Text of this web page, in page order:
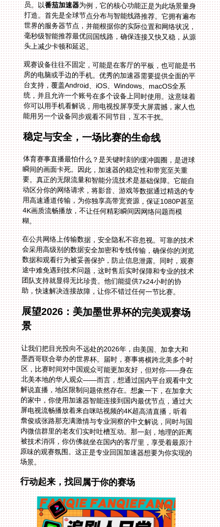
员。以番茄加速器为例，它的核心功能正是为此场景量身
打造。首先是全球节点分布与智能线路推荐。它拥有遍布
世界的服务器节点，并能根据你的实际位置和网络状况，
毫秒级智能推荐最优回国线路，确保连接又快又稳，从源
头上减少卡顿和延迟。
观赛设备往往不固定，可能是在客厅的平板，也可能是书
房的电脑或手边的手机。优秀的加速器需要提供全面的平
台支持，覆盖Android、iOS、Windows、macOS全系
统，并且允许一个账号在多个设备上同时使用。这意味着
你可以用手机看解说，用电视投屏享受大屏震撼，家人也
能用另一个设备同步观看不同节目，互不干扰。
稳定与安全，一场比赛的生命线
体育赛事直播最怕什么？是关键时刻的缓冲圆圈，是进球
瞬间的画面卡死。因此，加速器的稳定性和带宽至关重
要。真正的无限流量和智能分流技术是基础保障。它能自
动区分你的网络请求，将影音、游戏等数据通过精选的专
用高速通道传输，为你独享高带宽资源，保证1080P甚至
4K画质流畅播放，不让任何精彩瞬间因网络问题而模
糊。
在公共网络上传输数据，安全隐私不容忽视。可靠的技术
会采用高级别的数据安全加密和专线传输，确保你的浏览
数据和观看行为被妥善保护，防止信息泄露。同时，观赛
途中难免遇到技术问题，这时售后实时保障和专业的技术
团队支持就显得无比珍贵。他们能提供7x24小时的协
助，快速解决连接故障，让你不错过任何一节比赛。
展望2026：美加墨世界杯的完美观赛场
景
让我们把目光投向不远处的2026年，由美国、加拿大和
墨西哥联合举办的世界杯。届时，赛事将横跨北美多个时
区，比赛时间对中国观众可能更加友好，但对你——身在
北美本地的华人观众——而言，想通过国内平台观看中文
解说直播，地区限制问题依然存在。想象一下，在加拿大
的家中，你使用加速器智能连接到国内最优节点，通过大
屏电视流畅播放着来自咪咕视频的4K超高清直播，听着
詹俊或张路那充满激情与专业洞察的中文解说，同时与国
内微信群里的老友们实时吐槽互动。那一刻，地理的距离
被技术消弭，你仿佛就坐在国内的客厅里，享受着最原汁
原味的观赛氛围。这正是专业回国加速器想要为你实现的
场景。
行动起来，找回属于你的赛场